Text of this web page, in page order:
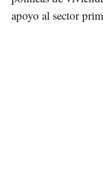
apoyo al sector